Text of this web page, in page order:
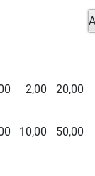
2,00 20,00
10,00 50,00